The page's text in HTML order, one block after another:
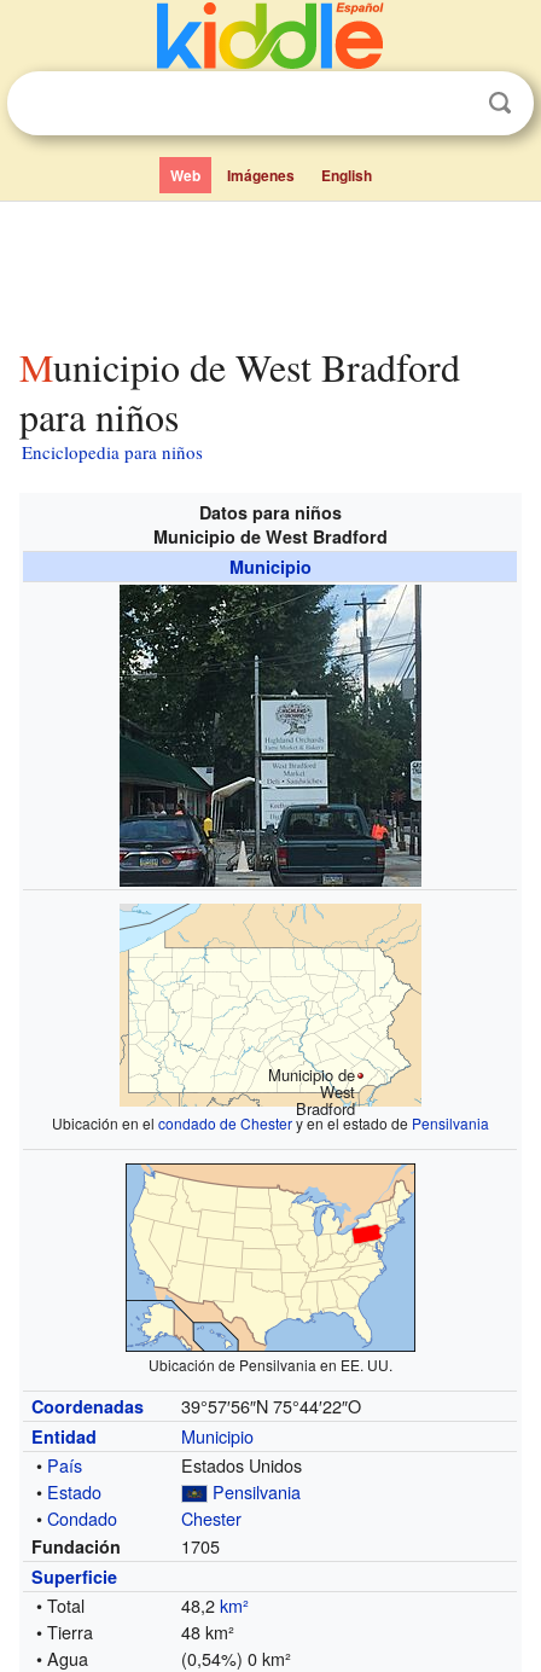
Web Imágenes English
Municipio de West Bradford
para niños
Enciclopedia para niños
Datos para niños
Municipio de West Bradford
Municipio
Municipio de
West
Bradford
Ubicación en el condado de Chestery en el estado de Pensilvania
Ubicación de Pensilvania en EE. UU.
Coordenadas 39°57′56″N 75°44′22″O
Entidad
Municipio
• País
Estados Unidos
• Estado
Pensilvania
•Condado Chester
Fundación 1705
Superficie
• Total 48,2km²
• Tierra
48 km²
• Agua
(0,54%) 0 km²